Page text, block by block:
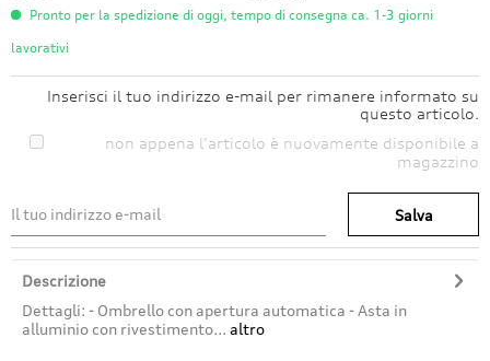
Pronto per la spedizione di oggi, tempo di consegna ca. 1-3 giorni
lavorativi
Inserisci il tuo indirizzo e-mail per rimanere informato su
questo articolo.
non appena l’articolo è nuovamente disponibile a
magazzino
Salva
Descrizione
Dettagli: - Ombrello con apertura automatica - Asta in
alluminio con rivestimento... altro